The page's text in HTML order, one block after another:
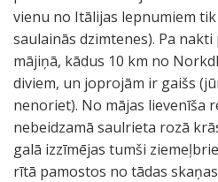
vienu no Itālijas lepnumiem
saulainās dzimtenes). Pa
mājiņā, kādus 10 km no
diviem, un joprojām ir gaišs
nenoriet). No mājas lievenīša
nebeidzamā saulrieta rozā
galā izzīmējas tumši
rītā pamostos no tādas